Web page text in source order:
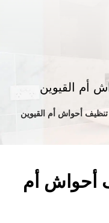
أم القيوين
أحواش أم القيوين
أحواش أم